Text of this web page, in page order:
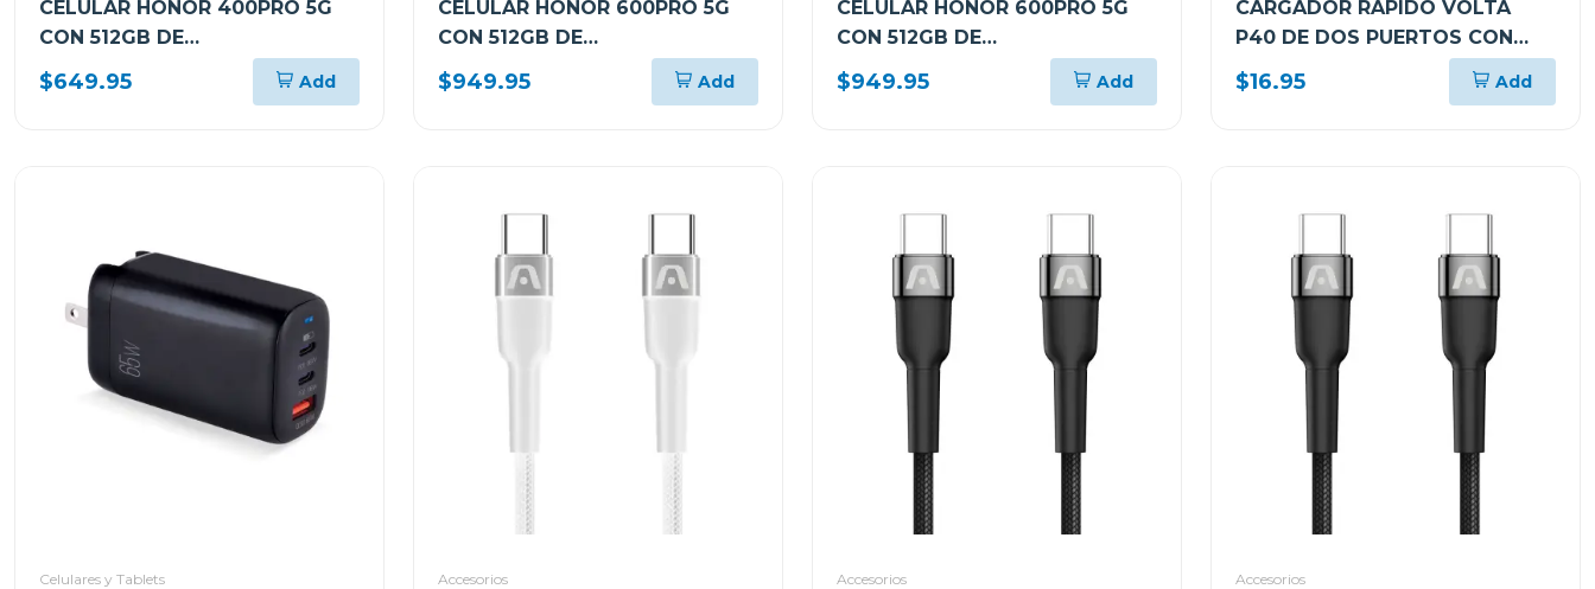
CELULAR HONOR 400PRO 5G
CON 512GB DE
ALMACENAMIENTO Y 12GB DE
RAM GRIS DNPNX9GR
$649.95 Add
CELULAR HONOR 600PRO 5G
CON 512GB DE
ALMACENAMIENTO Y 12GB DE
RAM COLOR NEGRO VKPNX9BL
$949.95 Add
CELULAR HONOR 600PRO 5G
CON 512GB DE
ALMACENAMIENTO Y 12GB DE
RAM COLOR DORADO VKPNX9
$949.95 Add
CARGADOR RÁPIDO VOLTA
P40 DE DOS PUERTOS CON
CABLE USB TIPO C
ARGAC0155WT
$16.95 Add
Celulares y Tablets Accesorios Accesorios Accesorios